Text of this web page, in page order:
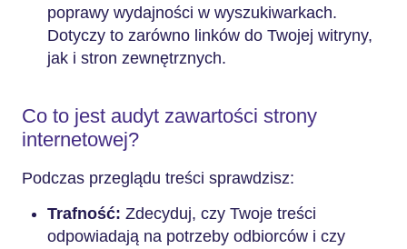
poprawy wydajności w wyszukiwarkach.
Dotyczy to zarówno linków do Twojej witryny,
jak i stron zewnętrznych.
Co to jest audyt zawartości strony
internetowej?
Podczas przeglądu treści sprawdzisz:
Trafność: Zdecyduj, czy Twoje treści
odpowiadają na potrzeby odbiorców i czy